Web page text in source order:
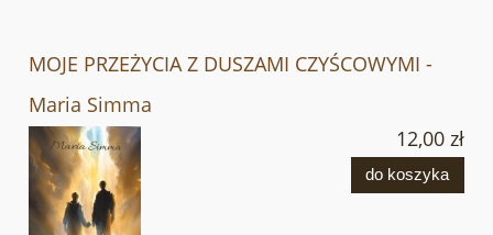
MOJE PRZEŻYCIA Z DUSZAMI CZYŚCOWYMI -
Maria Simma
12,00 zł
do koszyka